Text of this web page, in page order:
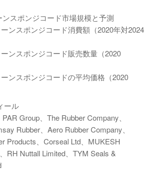
スポンジコード市場規模と予測
ンスポンジコード消費額（2020年対2024
ンスポンジコード販売数量（2020
ンスポンジコードの平均価格（2020
ール
Group、The Rubber Company、
Rubber、Aero Rubber Company、
Products、Corseal Ltd、MUKESH
RH Nuttall Limited、TYM Seals &